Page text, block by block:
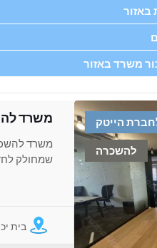
באזור
הייטק
להשכרה
משרד
משרד
שמחולק
בית